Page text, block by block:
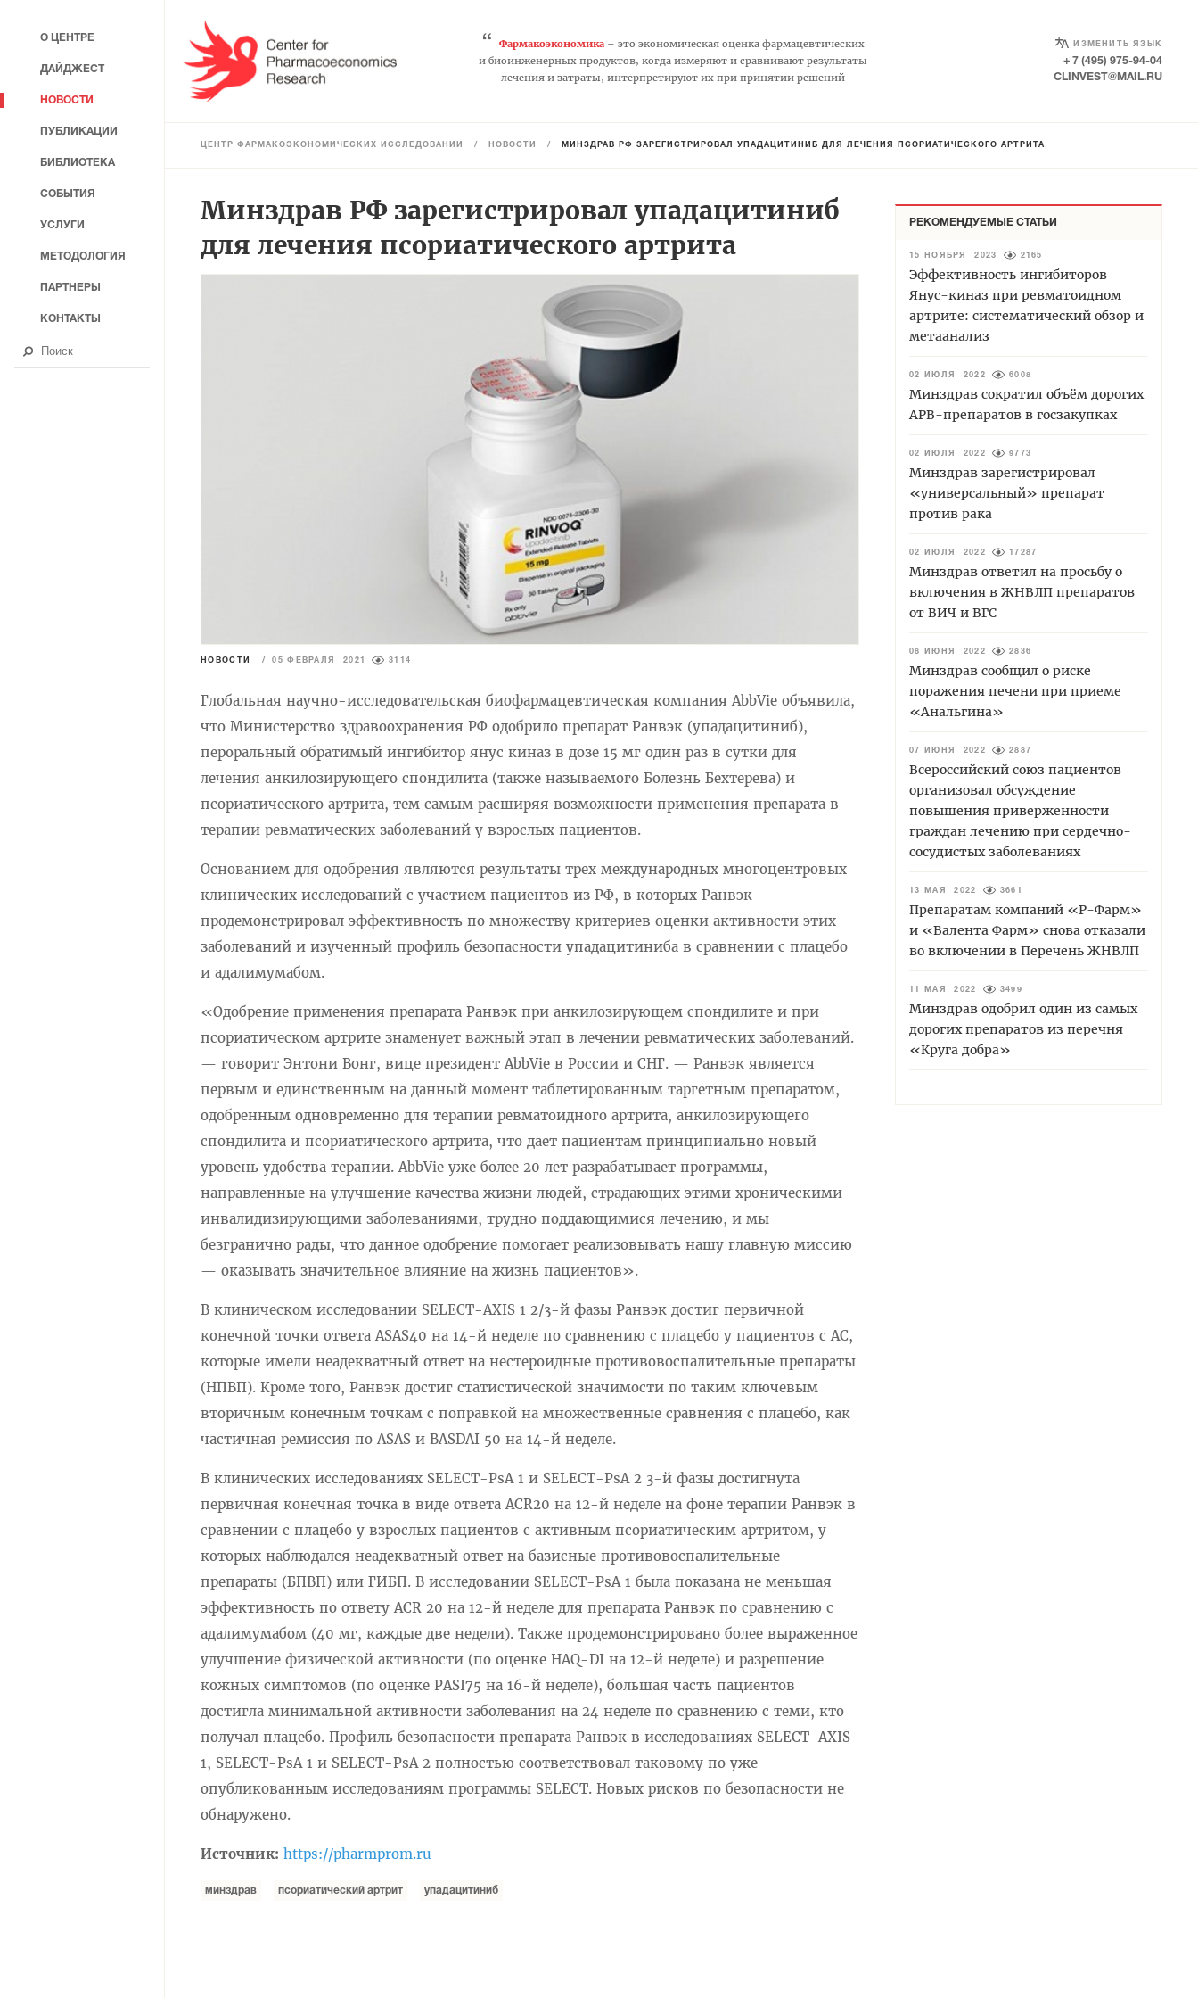
“ Фармакоэкономика– это экономическая оценка фармацевтических
и биоинженерных продуктов, когда измеряют и сравнивают результаты
лечения и затраты, интерпретируют их при принятии решений
ИЗМЕНИТЬ ЯЗЫК
SELECT LANGUAGE
+ 7 (495) 975-94-04
CLINVEST@MAIL.RU
ЦЕНТР ФАРМАКОЭКОНОМИЧЕСКИХ ИССЛЕДОВАНИЙ / НОВОСТИ / МИНЗДРАВ РФ ЗАРЕГИСТРИРОВАЛ УПАДАЦИТИНИБ ДЛЯ ЛЕЧЕНИЯ ПСОРИАТИЧЕСКОГО АРТРИТА
Минздрав РФ зарегистрировал упадацитиниб
для лечения псориатического артрита
НОВОСТИ / 05 ФЕВРАЛЯ 2021 3114
Глобальная научно-исследовательская биофармацевтическая компания AbbVie объявила,
что Министерство здравоохранения РФ одобрило препарат Ранвэк (упадацитиниб),
пероральный обратимый ингибитор янус киназ в дозе 15 мг один раз в сутки для
лечения анкилозирующего спондилита (также называемого Болезнь Бехтерева) и
псориатического артрита, тем самым расширяя возможности применения препарата в
терапии ревматических заболеваний у взрослых пациентов.
Основанием для одобрения являются результаты трех международных многоцентровых
клинических исследований с участием пациентов из РФ, в которых Ранвэк
продемонстрировал эффективность по множеству критериев оценки активности этих
заболеваний и изученный профиль безопасности упадацитиниба в сравнении с плацебо
и адалимумабом.
«Одобрение применения препарата Ранвэк при анкилозирующем спондилите и при
псориатическом артрите знаменует важный этап в лечении ревматических заболеваний.
— говорит Энтони Вонг, вице президент AbbVie в России и СНГ. — Ранвэк является
первым и единственным на данный момент таблетированным таргетным препаратом,
одобренным одновременно для терапии ревматоидного артрита, анкилозирующего
спондилита и псориатического артрита, что дает пациентам принципиально новый
уровень удобства терапии. AbbVie уже более 20 лет разрабатывает программы,
направленные на улучшение качества жизни людей, страдающих этими хроническими
инвалидизирующими заболеваниями, трудно поддающимися лечению, и мы
безгранично рады, что данное одобрение помогает реализовывать нашу главную миссию
— оказывать значительное влияние на жизнь пациентов».
В клиническом исследовании SELECT-AXIS 1 2/3-й фазы Ранвэк достиг первичной
конечной точки ответа ASAS40 на 14-й неделе по сравнению с плацебо у пациентов с АС,
которые имели неадекватный ответ на нестероидные противовоспалительные препараты
(НПВП). Кроме того, Ранвэк достиг статистической значимости по таким ключевым
вторичным конечным точкам с поправкой на множественные сравнения с плацебо, как
частичная ремиссия по ASAS и BASDAI 50 на 14-й неделе.
В клинических исследованиях SELECT-PsA 1 и SELECT-PsA 2 3-й фазы достигнута
первичная конечная точка в виде ответа ACR20 на 12-й неделе на фоне терапии Ранвэк в
сравнении с плацебо у взрослых пациентов с активным псориатическим артритом, у
которых наблюдался неадекватный ответ на базисные противовоспалительные
препараты (БПВП) или ГИБП. В исследовании SELECT-PsA 1 была показана не меньшая
эффективность по ответу ACR 20 на 12-й неделе для препарата Ранвэк по сравнению с
адалимумабом (40 мг, каждые две недели). Также продемонстрировано более выраженное
улучшение физической активности (по оценке HAQ-DI на 12-й неделе) и разрешение
кожных симптомов (по оценке PASI75 на 16-й неделе), большая часть пациентов
достигла минимальной активности заболевания на 24 неделе по сравнению с теми, кто
получал плацебо. Профиль безопасности препарата Ранвэк в исследованиях SELECT-AXIS
1, SELECT-PsA 1 и SELECT-PsA 2 полностью соответствовал таковому по уже
опубликованным исследованиям программы SELECT. Новых рисков по безопасности не
обнаружено.
Источник: https://pharmprom.ru
минздрав псориатический артрит упадацитиниб
РЕКОМЕНДУЕМЫЕ СТАТЬИ
15 НОЯБРЯ 2023 2165
Эффективность ингибиторов
Янус-киназ при ревматоидном
артрите: систематический обзор и
метаанализ
02 ИЮЛЯ 2022 6008
Минздрав сократил объём дорогих
АРВ-препаратов в госзакупках
02 ИЮЛЯ 2022 9773
Минздрав зарегистрировал
«универсальный» препарат
против рака
02 ИЮЛЯ 2022 17287
Минздрав ответил на просьбу о
включения в ЖНВЛП препаратов
от ВИЧ и ВГС
08 ИЮНЯ 2022 2836
Минздрав сообщил о риске
поражения печени при приеме
«Анальгина»
07 ИЮНЯ 2022 2887
Всероссийский союз пациентов
организовал обсуждение
повышения приверженности
граждан лечению при сердечно-
сосудистых заболеваниях
13 МАЯ 2022 3661
Препаратам компаний «Р-Фарм»
и «Валента Фарм» снова отказали
во включении в Перечень ЖНВЛП
11 МАЯ 2022 3499
Минздрав одобрил один из самых
дорогих препаратов из перечня
«Круга добра»
О ЦЕНТРЕ
ДАЙДЖЕСТ
НОВОСТИ
ПУБЛИКАЦИИ
БИБЛИОТЕКА
СОБЫТИЯ
УСЛУГИ
МЕТОДОЛОГИЯ
ПАРТНЕРЫ
КОНТАКТЫ